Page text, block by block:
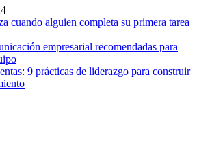
cuando alguien completa su primera tarea
empresarial recomendadas para
9 prácticas de liderazgo para construir